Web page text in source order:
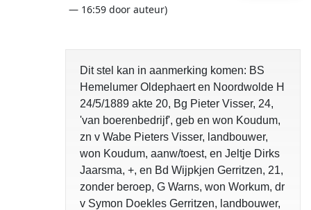
— 16:59 door auteur)
Dit stel kan in aanmerking komen: BS
Hemelumer Oldephaert en Noordwolde H
24/5/1889 akte 20, Bg Pieter Visser, 24,
'van boerenbedrijf', geb en won Koudum,
zn v Wabe Pieters Visser, landbouwer,
won Koudum, aanw/toest, en Jeltje Dirks
Jaarsma, +, en Bd Wijpkjen Gerritzen, 21,
zonder beroep, G Warns, won Workum, dr
v Symon Doekles Gerritzen, landbouwer,